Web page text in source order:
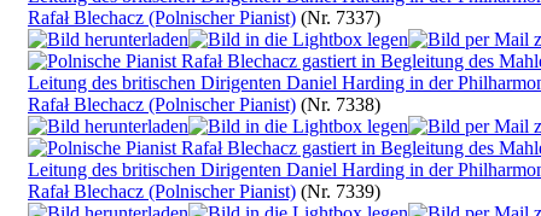
Rafał Blechacz (Polnischer Pianist) (Nr. 7337)
Rafał Blechacz (Polnischer Pianist) (Nr. 7338)
Rafał Blechacz (Polnischer Pianist) (Nr. 7339)